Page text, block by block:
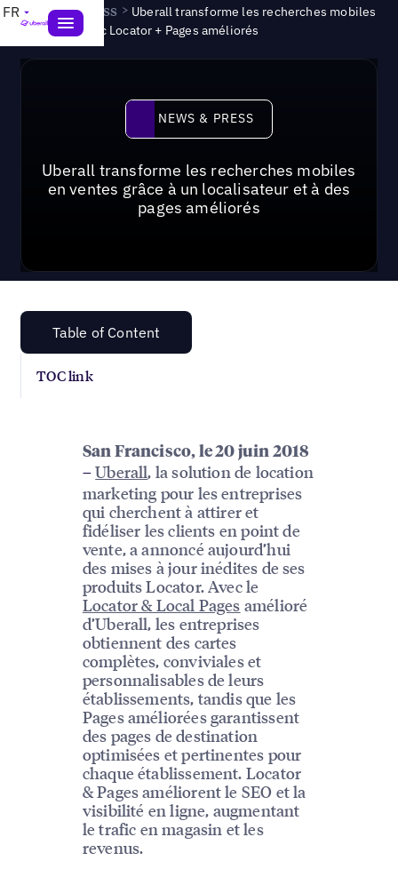
FR News & Press > Uberall transforme les recherches mobiles
en ventes avec Locator + Pages améliorés
News & Press
NEWS & PRESS
Uberall transforme les recherches mobiles
en ventes grâce à un localisateur et à des
pages améliorés
Table of Content
TOC link
San Francisco, le 20 juin 2018
– Uberall, la solution de location
marketing pour les entreprises
qui cherchent à attirer et
fidéliser les clients en point de
vente, a annoncé aujourd’hui
des mises à jour inédites de ses
produits Locator. Avec le
Locator & Local Pages amélioré
d’Uberall, les entreprises
obtiennent des cartes
complètes, conviviales et
personnalisables de leurs
établissements, tandis que les
Pages améliorées garantissent
des pages de destination
optimisées et pertinentes pour
chaque établissement. Locator
& Pages améliorent le SEO et la
visibilité en ligne, augmentant
le trafic en magasin et les
revenus.